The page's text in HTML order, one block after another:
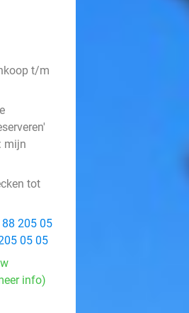
t/m
mijn
tot
205 05
05 05
info)